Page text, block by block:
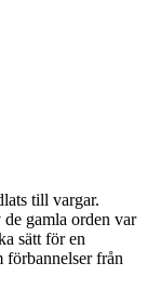
till vargar.
gamla orden var
sätt för en
förbannelser från